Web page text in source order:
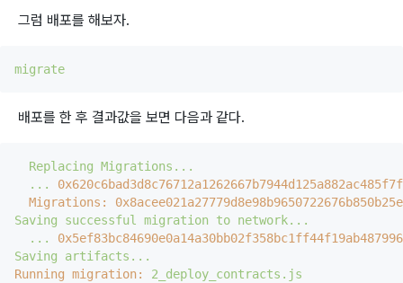
그럼 배포를 해보자.
migrate
배포를 한 후 결과값을 보면 다음과 같다.
Replacing Migrations...
...
Migrations:
Saving
successful migration to network...
...
Saving
artifacts...
Running migration:
2_deploy_contracts.js